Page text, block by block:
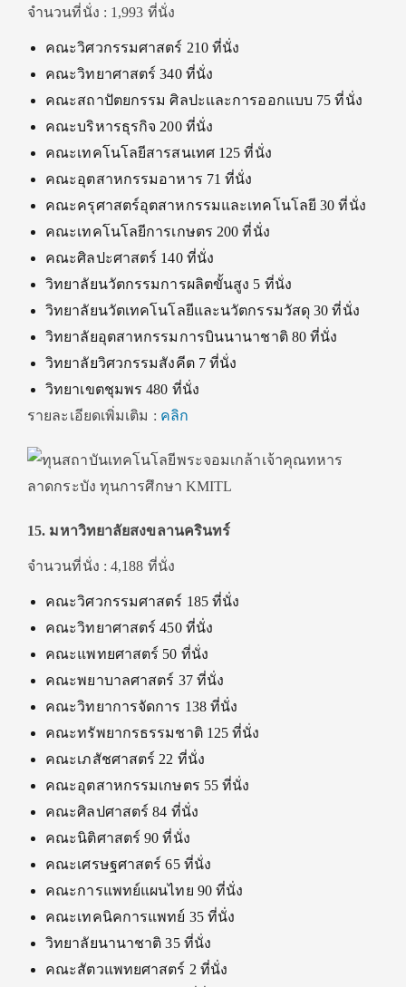
จำนวนที่นั่ง : 1,993 ที่นั่ง
คณะวิศวกรรมศาสตร์ 210 ที่นั่ง
คณะวิทยาศาสตร์ 340 ที่นั่ง
คณะสถาปัตยกรรม ศิลปะและการออกแบบ 75 ที่นั่ง
คณะบริหารธุรกิจ 200 ที่นั่ง
คณะเทคโนโลยีสารสนเทศ 125 ที่นั่ง
คณะอุตสาหกรรมอาหาร 71 ที่นั่ง
คณะครุศาสตร์อุตสาหกรรมและเทคโนโลยี 30 ที่นั่ง
คณะเทคโนโลยีการเกษตร 200 ที่นั่ง
คณะศิลปะศาสตร์ 140 ที่นั่ง
วิทยาลัยนวัตกรรมการผลิตขั้นสูง 5 ที่นั่ง
วิทยาลัยนวัตเทคโนโลยีและนวัตกรรมวัสดุ 30 ที่นั่ง
วิทยาลัยอุตสาหกรรมการบินนานาชาติ 80 ที่นั่ง
วิทยาลัยวิศวกรรมสังคีต 7 ที่นั่ง
วิทยาเขตชุมพร 480 ที่นั่ง
รายละเอียดเพิ่มเติม : คลิก
15. มหาวิทยาลัยสงขลานครินทร์
จำนวนที่นั่ง : 4,188 ที่นั่ง
คณะวิศวกรรมศาสตร์ 185 ที่นั่ง
คณะวิทยาศาสตร์ 450 ที่นั่ง
คณะแพทยศาสตร์ 50 ที่นั่ง
คณะพยาบาลศาสตร์ 37 ที่นั่ง
คณะวิทยาการจัดการ 138 ที่นั่ง
คณะทรัพยากรธรรมชาติ 125 ที่นั่ง
คณะเภสัชศาสตร์ 22 ที่นั่ง
คณะอุตสาหกรรมเกษตร 55 ที่นั่ง
คณะศิลปศาสตร์ 84 ที่นั่ง
คณะนิติศาสตร์ 90 ที่นั่ง
คณะเศรษฐศาสตร์ 65 ที่นั่ง
คณะการแพทย์แผนไทย 90 ที่นั่ง
คณะเทคนิคการแพทย์ 35 ที่นั่ง
วิทยาลัยนานาชาติ 35 ที่นั่ง
คณะสัตวแพทยศาสตร์ 2 ที่นั่ง